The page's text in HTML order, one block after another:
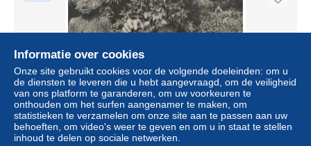
V9151/ Leapy Lee UK Sänger Autogramm ca.1968
Informatie over cookies
Onze site gebruikt cookies voor de volgende doeleinden: om u
de diensten te leveren die u hebt aangevraagd, om de veiligheid
van ons platform te garanderen, om uw voorkeuren te
onthouden om het surfen aangenamer te maken, om
statistieken te verzamelen om onze site aan te passen aan uw
behoeften, om video's weer te geven en om u in staat te stellen
inhoud te delen op sociale netwerken.